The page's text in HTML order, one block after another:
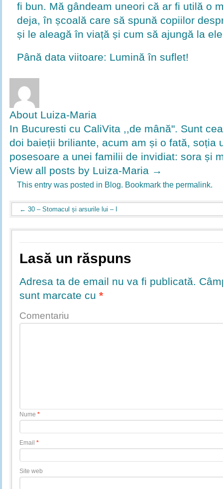
fi bun. Mă gândeam uneori că ar fi utilă o
deja, în școală care să spună copiilor
și le aleagă în viață și cum să ajungă la
Până data viitoare: Lumină în suflet!
About Luiza-Maria
In Bucuresti cu CaliVita ,,de mână". Sunt
doi baieții briliante, acum am și o fată, soția
posesoare a unei familii de invidiat: sora și
View all posts by Luiza-Maria →
This entry was posted in Blog. Bookmark the permalink.
← 30 – Stomacul și arsurile lui – I
Lasă un răspuns
Adresa ta de email nu va fi publicată.
sunt marcate cu *
Comentariu
Nume *
Email *
Site web